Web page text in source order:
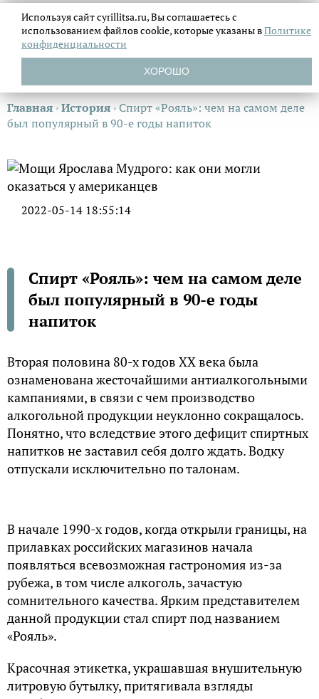
Главная ›История ›Спирт «Рояль»: чем на самом деле
был популярный в 90-е годы напиток
2022-05-14 18:55:14
Спирт «Рояль»: чем на самом деле
был популярный в 90-е годы
напиток
Вторая половина 80-х годов ХХ века была
ознаменована жесточайшими антиалкогольными
кампаниями, в связи с чем производство
алкогольной продукции неуклонно сокращалось.
Понятно, что вследствие этого дефицит спиртных
напитков не заставил себя долго ждать. Водку
отпускали исключительно по талонам.
В начале 1990-х годов, когда открыли границы, на
прилавках российских магазинов начала
появляться всевозможная гастрономия из-за
рубежа, в том числе алкоголь, зачастую
сомнительного качества. Ярким представителем
данной продукции стал спирт под названием
«Рояль».
Красочная этикетка, украшавшая внушительную
литровую бутылку, притягивала взгляды
Используя сайт cyrillitsa.ru, Вы соглашаетесь с
использованием файловcookie, которые указаны вПолитике
конфиденциальности
ХОРОШО